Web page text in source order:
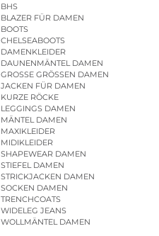
BHS
BLAZER FÜR DAMEN
BOOTS
CHELSEABOOTS
DAMENKLEIDER
DAUNENMÄNTEL DAMEN
GROSSE GRÖSSEN DAMEN
JACKEN FÜR DAMEN
KURZE RÖCKE
LEGGINGS DAMEN
MÄNTEL DAMEN
MAXIKLEIDER
MIDIKLEIDER
SHAPEWEAR DAMEN
STIEFEL DAMEN
STRICKJACKEN DAMEN
SOCKEN DAMEN
TRENCHCOATS
WIDELEG JEANS
WOLLMÄNTEL DAMEN